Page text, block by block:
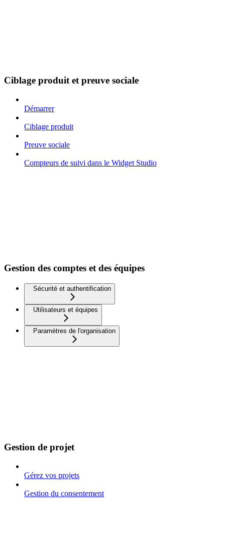
Ciblage produit et preuve sociale
Démarrer
Ciblage produit
Preuve sociale
Compteurs de suivi dans le Widget Studio
Gestion des comptes et des équipes
Sécurité et authentification
Utilisateurs et équipes
Paramètres de l'organisation
Gestion de projet
Gérez vos projets
Gestion du consentement